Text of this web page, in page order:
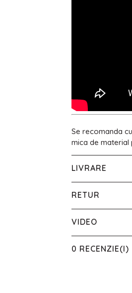
Se recomanda
mica de material
LIVRARE
RETUR
VIDEO
0 RECENZIE(I)